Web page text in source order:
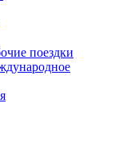
поездки